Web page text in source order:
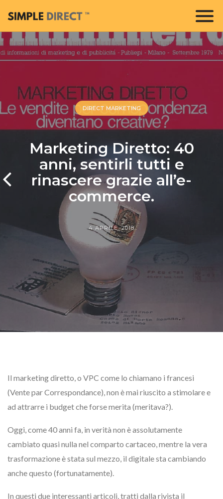
DIRECT MARKETING
Marketing Diretto: 40
anni, sentirli tutti e
rinascere grazie all’e-
commerce.
4 APRILE, 2018
Il marketing diretto, o VPC come lo chiamano i francesi
(Vente par Correspondance), non è mai riuscito a stimolare e
ad attrarre i budget che forse merita (meritava?).
Oggi, come 40 anni fa, in verità non è assolutamente
cambiato quasi nulla nel comparto cartaceo, mentre la vera
trasformazione è stata sul mezzo, il digitale sta cambiando
anche questo (fortunatamente).
In questi due interessanti articoli, tratti dalla rivista il